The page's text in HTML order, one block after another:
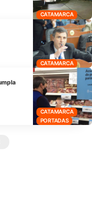
CATAMARCA
CATAMARCA
CATAMARCA
PORTADAS